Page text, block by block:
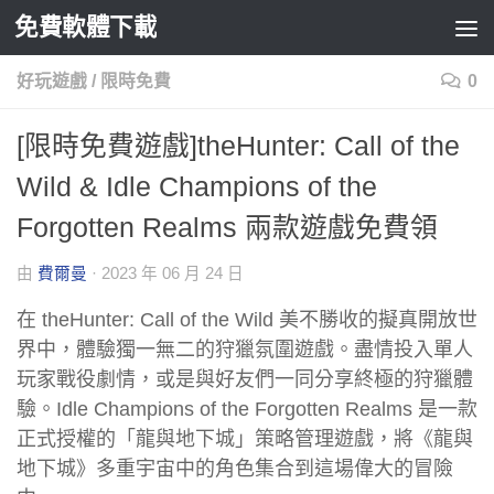
Skip to content
免費軟體下載
好玩遊戲 / 限時免費 0
[限時免費遊戲]theHunter: Call of the
Wild & Idle Champions of the
Forgotten Realms 兩款遊戲免費領
由 費爾曼 · 2023 年 06 月 24 日
在 theHunter: Call of the Wild 美不勝收的擬真開放世
界中，體驗獨一無二的狩獵氛圍遊戲。盡情投入單人
玩家戰役劇情，或是與好友們一同分享終極的狩獵體
驗。Idle Champions of the Forgotten Realms 是一款
正式授權的「龍與地下城」策略管理遊戲，將《龍與
地下城》多重宇宙中的角色集合到這場偉大的冒險